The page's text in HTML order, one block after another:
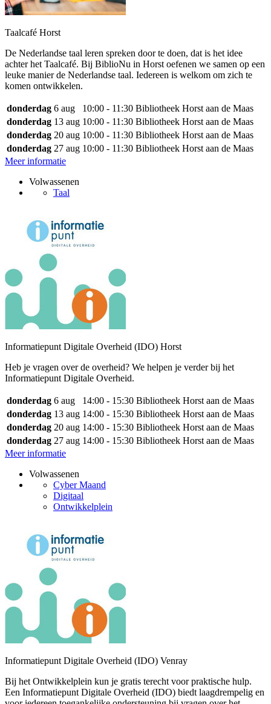
Taalcafé Horst
De Nederlandse taal leren spreken door te doen, dat is het idee
achter het Taalcafé. Bij BiblioNu in Horst oefenen we samen op een
leuke manier de Nederlandse taal. Iedereen is welkom om zich te
komen ontwikkelen.
donderdag 6 aug 10:00 - 11:30 Bibliotheek Horst aan de Maas
donderdag 13 aug 10:00 - 11:30 Bibliotheek Horst aan de Maas
donderdag 20 aug 10:00 - 11:30 Bibliotheek Horst aan de Maas
donderdag 27 aug 10:00 - 11:30 Bibliotheek Horst aan de Maas
Meer informatie
Volwassenen
Taal
Informatiepunt Digitale Overheid (IDO) Horst
Heb je vragen over de overheid? We helpen je verder bij het
Informatiepunt Digitale Overheid.
donderdag 6 aug 14:00 - 15:30 Bibliotheek Horst aan de Maas
donderdag 13 aug 14:00 - 15:30 Bibliotheek Horst aan de Maas
donderdag 20 aug 14:00 - 15:30 Bibliotheek Horst aan de Maas
donderdag 27 aug 14:00 - 15:30 Bibliotheek Horst aan de Maas
Meer informatie
Volwassenen
Cyber Maand
Digitaal
Ontwikkelplein
Informatiepunt Digitale Overheid (IDO) Venray
Bij het Ontwikkelplein kun je gratis terecht voor praktische hulp.
Een Informatiepunt Digitale Overheid (IDO) biedt laagdrempelig en